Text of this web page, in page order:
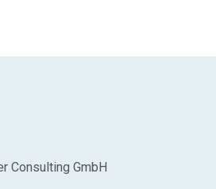
Consulting GmbH